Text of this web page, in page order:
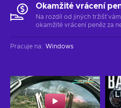
Okamžité vrácení
Na rozdíl od jiných tržišť
okamžité vrácení peněz za
Pracuje na: Windows